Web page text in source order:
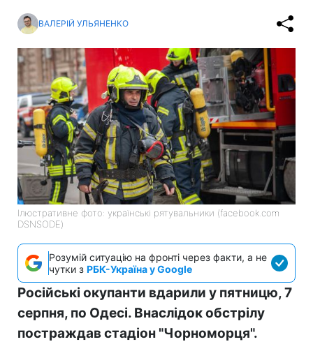
ВАЛЕРІЙ УЛЬЯНЕНКО
Ілюстративне фото: українські рятувальники (facebook.com
DSNSODE)
Розумій ситуацію на фронті через факти, а не
чутки з РБК-Україна у Google
Російські окупанти вдарили у пятницю, 7
серпня, по Одесі. Внаслідок обстрілу
постраждав стадіон "Чорноморця".